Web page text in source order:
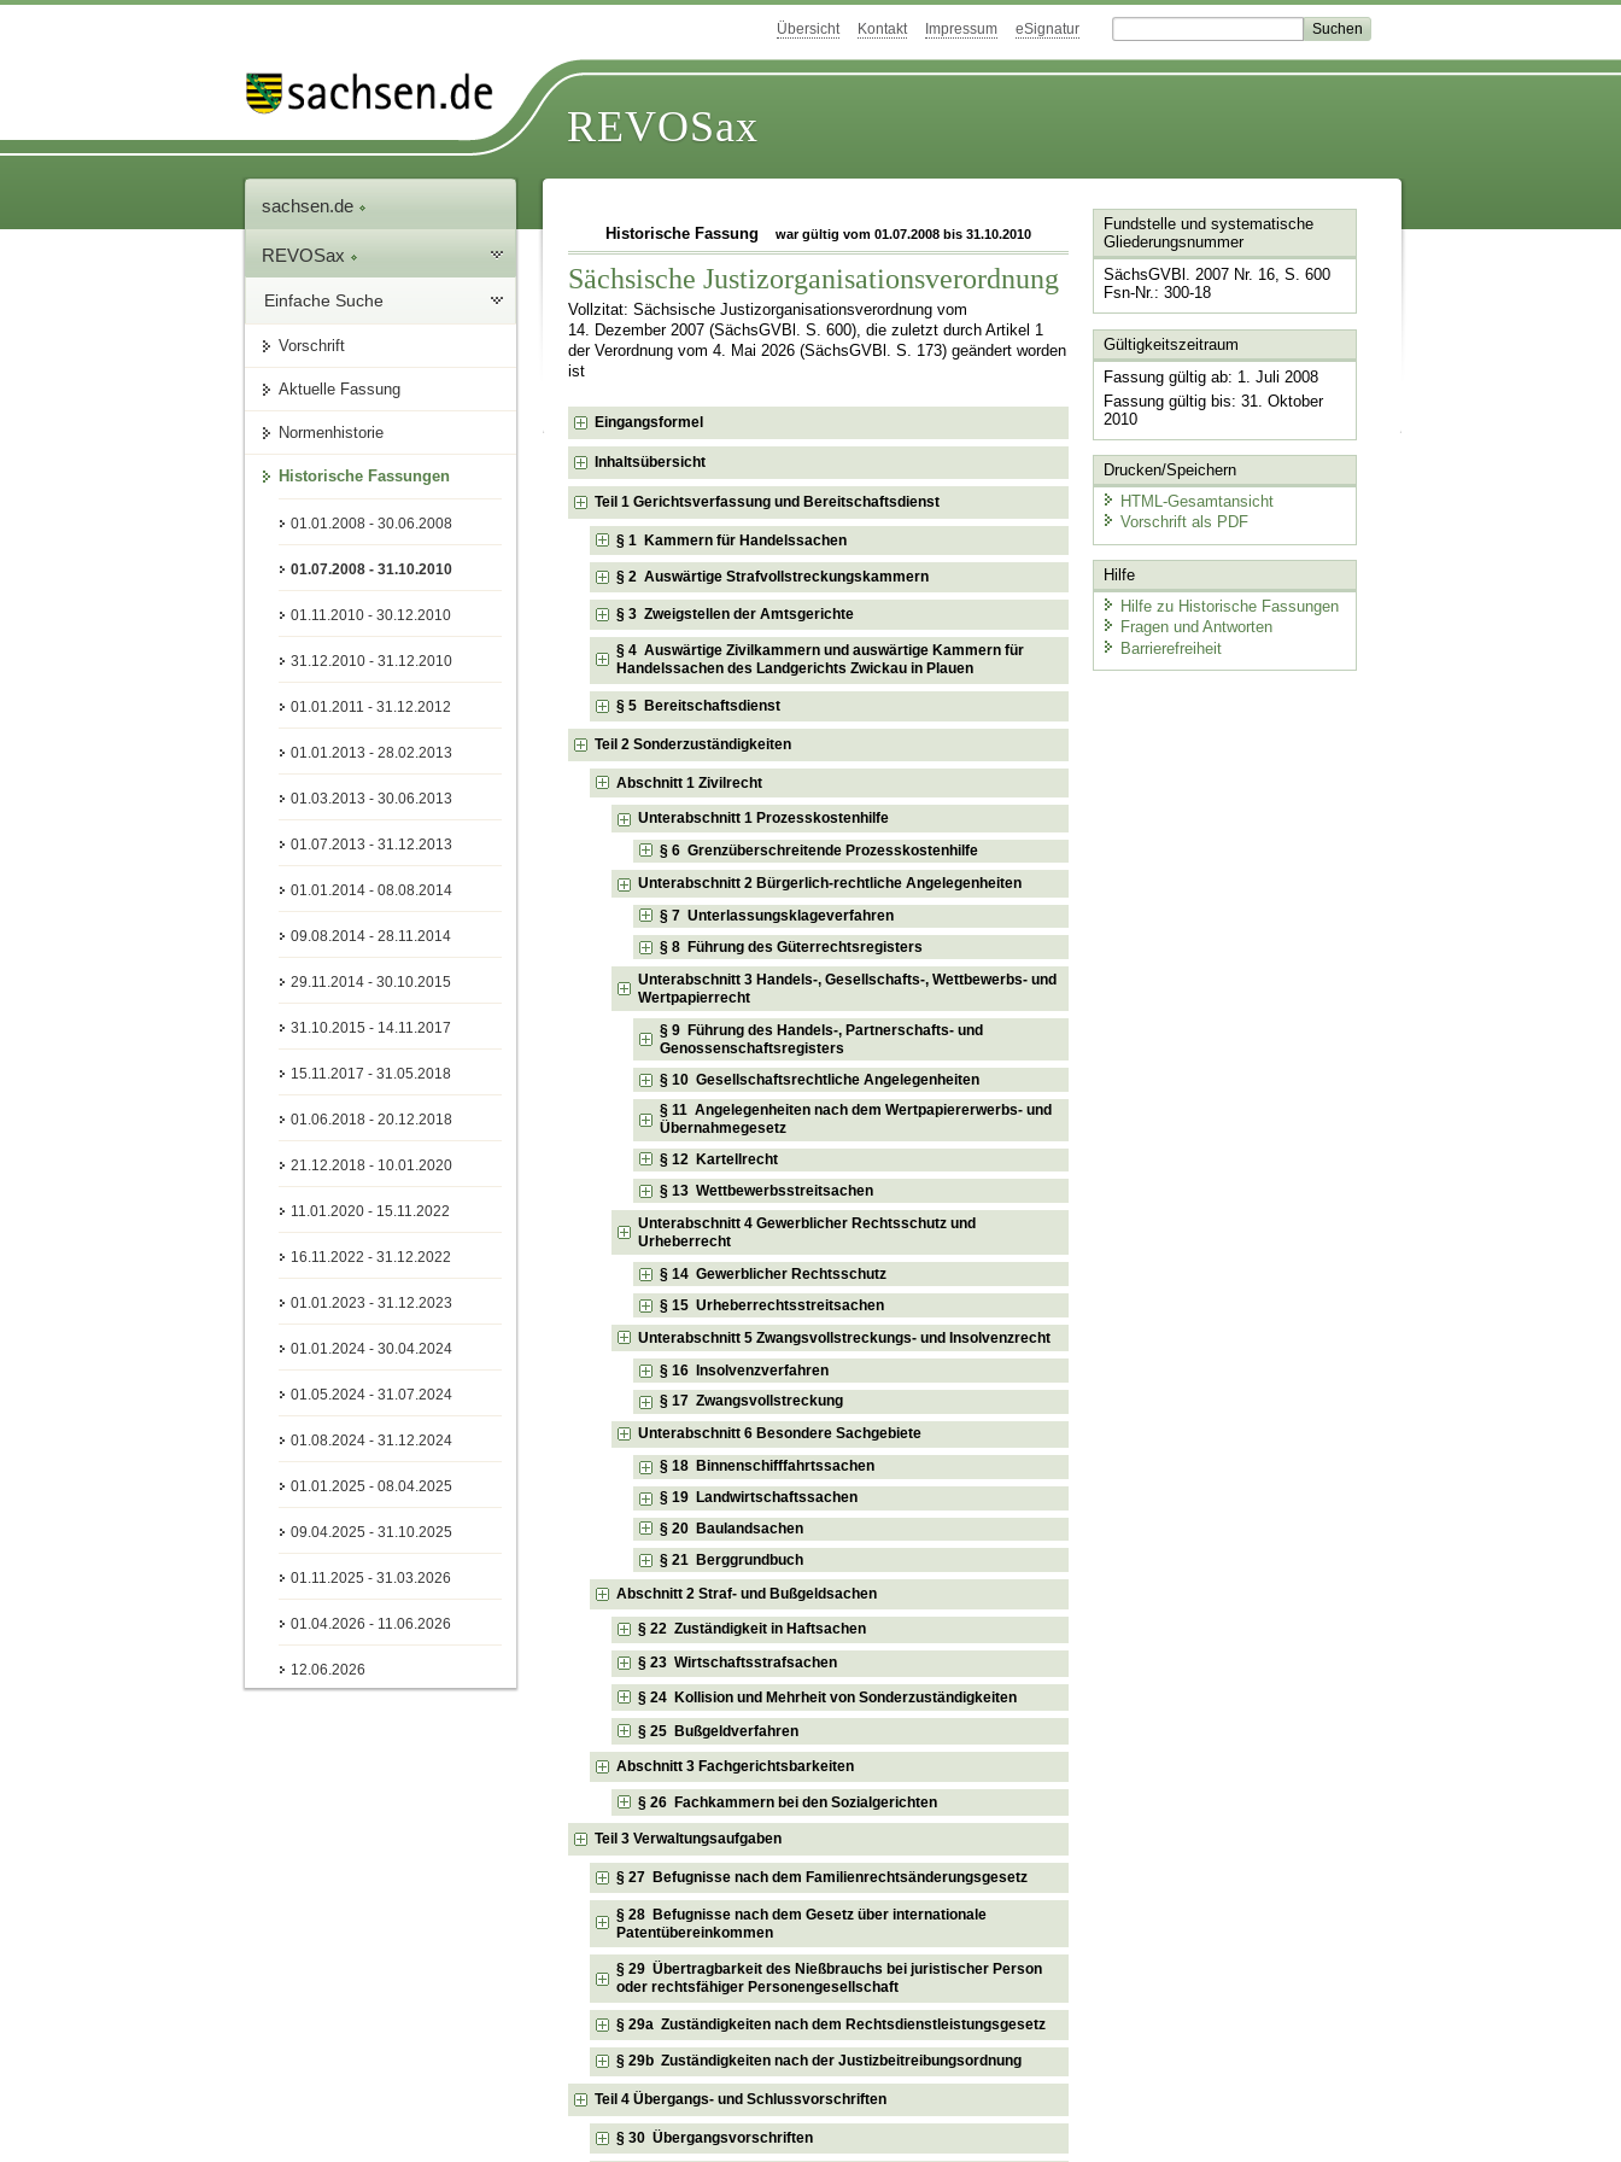
Übersicht Kontakt Impressum eSignatur
REVOSax
sachsen.de
REVOSax
Einfache Suche
Vorschrift
Aktuelle Fassung
Normenhistorie
Historische Fassungen
01.01.2008 - 30.06.2008
01.07.2008 - 31.10.2010
01.11.2010 - 30.12.2010
31.12.2010 - 31.12.2010
01.01.2011 - 31.12.2012
01.01.2013 - 28.02.2013
01.03.2013 - 30.06.2013
01.07.2013 - 31.12.2013
01.01.2014 - 08.08.2014
09.08.2014 - 28.11.2014
29.11.2014 - 30.10.2015
31.10.2015 - 14.11.2017
15.11.2017 - 31.05.2018
01.06.2018 - 20.12.2018
21.12.2018 - 10.01.2020
11.01.2020 - 15.11.2022
16.11.2022 - 31.12.2022
01.01.2023 - 31.12.2023
01.01.2024 - 30.04.2024
01.05.2024 - 31.07.2024
01.08.2024 - 31.12.2024
01.01.2025 - 08.04.2025
09.04.2025 - 31.10.2025
01.11.2025 - 31.03.2026
01.04.2026 - 11.06.2026
12.06.2026
Historische Fassung war gültig vom 01.07.2008 bis 31.10.2010
Sächsische Justizorganisationsverordnung
Vollzitat: Sächsische Justizorganisationsverordnung vom
14. Dezember 2007 (SächsGVBl. S. 600), die zuletzt durch Artikel 1
der Verordnung vom 4. Mai 2026 (SächsGVBl. S. 173) geändert worden
ist
Eingangsformel
Inhaltsübersicht
Teil 1 Gerichtsverfassung und Bereitschaftsdienst
§ 1 Kammern für Handelssachen
§ 2 Auswärtige Strafvollstreckungskammern
§ 3 Zweigstellen der Amtsgerichte
§ 4 Auswärtige Zivilkammern und auswärtige Kammern für
Handelssachen des Landgerichts Zwickau in Plauen
§ 5 Bereitschaftsdienst
Teil 2 Sonderzuständigkeiten
Abschnitt 1 Zivilrecht
Unterabschnitt 1 Prozesskostenhilfe
§ 6 Grenzüberschreitende Prozesskostenhilfe
Unterabschnitt 2 Bürgerlich-rechtliche Angelegenheiten
§ 7 Unterlassungsklageverfahren
§ 8 Führung des Güterrechtsregisters
Unterabschnitt 3 Handels-, Gesellschafts-, Wettbewerbs- und
Wertpapierrecht
§ 9 Führung des Handels-, Partnerschafts- und
Genossenschaftsregisters
§ 10 Gesellschaftsrechtliche Angelegenheiten
§ 11 Angelegenheiten nach dem Wertpapiererwerbs- und
Übernahmegesetz
§ 12 Kartellrecht
§ 13 Wettbewerbsstreitsachen
Unterabschnitt 4 Gewerblicher Rechtsschutz und
Urheberrecht
§ 14 Gewerblicher Rechtsschutz
§ 15 Urheberrechtsstreitsachen
Unterabschnitt 5 Zwangsvollstreckungs- und Insolvenzrecht
§ 16 Insolvenzverfahren
§ 17 Zwangsvollstreckung
Unterabschnitt 6 Besondere Sachgebiete
§ 18 Binnenschifffahrtssachen
§ 19 Landwirtschaftssachen
§ 20 Baulandsachen
§ 21 Berggrundbuch
Abschnitt 2 Straf- und Bußgeldsachen
§ 22 Zuständigkeit in Haftsachen
§ 23 Wirtschaftsstrafsachen
§ 24 Kollision und Mehrheit von Sonderzuständigkeiten
§ 25 Bußgeldverfahren
Abschnitt 3 Fachgerichtsbarkeiten
§ 26 Fachkammern bei den Sozialgerichten
Teil 3 Verwaltungsaufgaben
§ 27 Befugnisse nach dem Familienrechtsänderungsgesetz
§ 28 Befugnisse nach dem Gesetz über internationale
Patentübereinkommen
§ 29 Übertragbarkeit des Nießbrauchs bei juristischer Person
oder rechtsfähiger Personengesellschaft
§ 29a Zuständigkeiten nach dem Rechtsdienstleistungsgesetz
§ 29b Zuständigkeiten nach der Justizbeitreibungsordnung
Teil 4 Übergangs- und Schlussvorschriften
§ 30 Übergangsvorschriften
Fundstelle und systematische
Gliederungsnummer
SächsGVBl. 2007 Nr. 16, S. 600
Fsn-Nr.: 300-18
Gültigkeitszeitraum
Fassung gültig ab: 1. Juli 2008
Fassung gültig bis: 31. Oktober
2010
Drucken/Speichern
HTML-Gesamtansicht
Vorschrift als PDF
Hilfe
Hilfe zu Historische Fassungen
Fragen und Antworten
Barrierefreiheit